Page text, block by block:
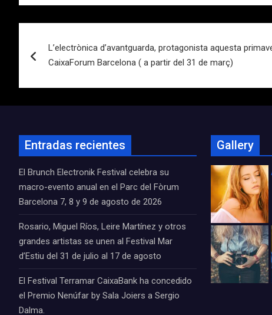
de
entradas
L’electrònica d’avantguarda, protagonista aquesta
CaixaForum Barcelona ( a partir del 31 de març)
Entradas recientes
El Brunch Electronik Festival celebra su
macro-evento anual en el Parc del Fòrum
Barcelona 7, 8 y 9 de agosto de 2026
Rosario, Miguel Ríos, Leire Martínez y otros
grandes artistas se unen al Festival Mar
d’Estiu del 31 de julio al 17 de agosto
El Festival Terramar CaixaBank ha concedido
el Premio Nenúfar by Sala Joiers a Sergio
Dalma.
Gallery